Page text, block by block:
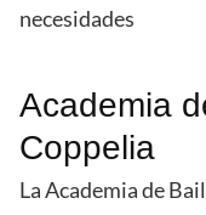
necesidades
Academia
Coppelia
La Academia de